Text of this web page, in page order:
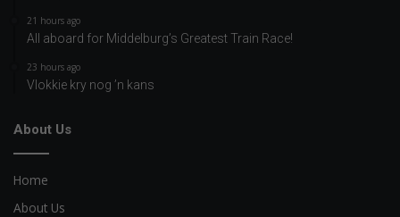
21 hours ago
All aboard for Middelburg’s Greatest Train Race!
23 hours ago
Vlokkie kry nog ’n kans
About Us
Home
About Us